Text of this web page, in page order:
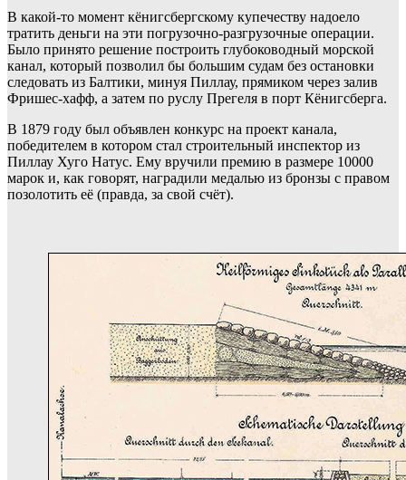
В какой-то момент кёнигсбергскому купечеству надоело
тратить деньги на эти погрузочно-разгрузочные операции.
Было принято решение построить глубоководный морской
канал, который позволил бы большим судам без остановки
следовать из Балтики, минуя Пиллау, прямиком через залив
Фришес-хафф, а затем по руслу Прегеля в порт Кёнигсберга.
В 1879 году был объявлен конкурс на проект канала,
победителем в котором стал строительный инспектор из
Пиллау Хуго Натус. Ему вручили премию в размере 10000
марок и, как говорят, наградили медалью из бронзы с правом
позолотить её (правда, за свой счёт).